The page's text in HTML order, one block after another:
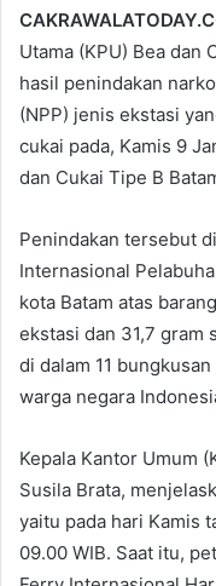
Utama (KPU) Bea dan
hasil penindakan
(NPP) jenis ekstasi
cukai pada, Kamis 9
dan Cukai Tipe B
Penindakan tersebut
Internasional
kota Batam atas
ekstasi dan 31,7 gram
di dalam 11
warga negara
Kepala Kantor Umum
Susila Brata,
yaitu pada hari Kamis
09.00 WIB. Saat itu,